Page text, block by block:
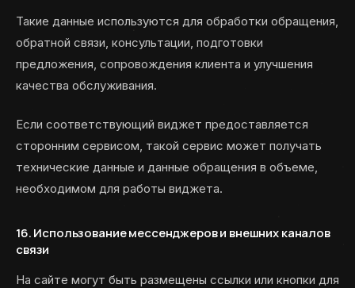
Такие данные используются для обработки обращения,
обратной связи, консультации, подготовки
предложения, сопровождения клиента и улучшения
качества обслуживания.
Если соответствующий виджет предоставляется
сторонним сервисом, такой сервис может получать
технические данные и данные обращения в объеме,
необходимом для работы виджета.
16. Использование мессенджеров и внешних каналов
связи
На сайте могут быть размещены ссылки или кнопки для